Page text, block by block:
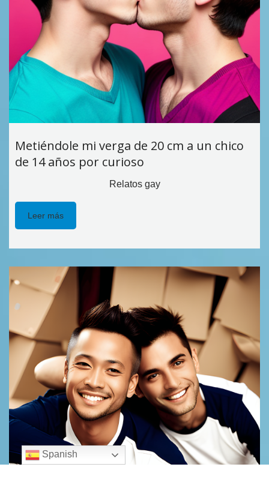
Metiéndole mi verga de 20 cm a un chico
de 14 años por curioso
Relatos gay
Leer más
Spanish